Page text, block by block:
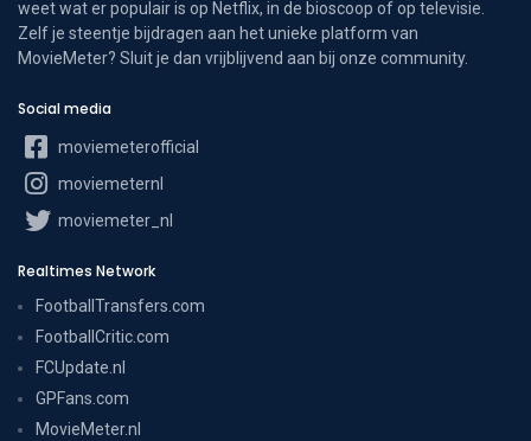
weet wat er populair is op Netflix, in de bioscoop of op televisie.
Zelf je steentje bijdragen aan het unieke platform van
MovieMeter? Sluit je dan vrijblijvend aan bij onze community.
Social media
moviemeterofficial
moviemeternl
moviemeter_nl
Realtimes Network
FootballTransfers.com
FootballCritic.com
FCUpdate.nl
GPFans.com
MovieMeter.nl